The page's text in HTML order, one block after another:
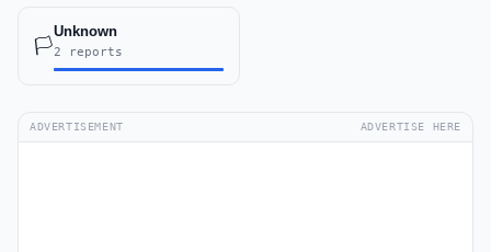
🏳️
Unknown
2 reports
ADVERTISEMENT ADVERTISE HERE